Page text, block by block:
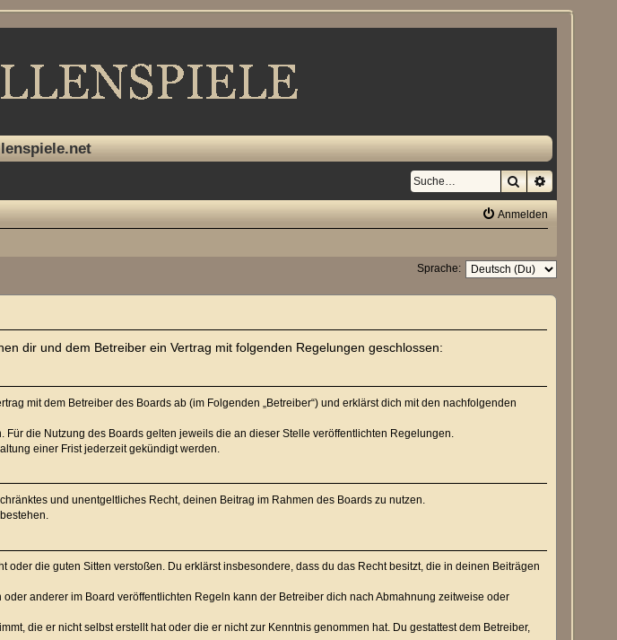
SucheErweiterte
Anmelden
Sprache:
dir und dem Betreiber ein Vertrag mit folgenden Regelungen geschlossen:
mit dem Betreiber des Boards ab (im Folgenden „Betreiber“) und erklärst dich mit den nachfolgenden
die Nutzung des Boards gelten jeweils die an dieser Stelle veröffentlichten Regelungen.
einer Frist jederzeit gekündigt werden.
und unentgeltliches Recht, deinen Beitrag im Rahmen des Boards zu nutzen.
die guten Sitten verstoßen. Du erklärst insbesondere, dass du das Recht besitzt, die in deinen Beiträgen
anderer im Board veröffentlichten Regeln kann der Betreiber dich nach Abmahnung zeitweise oder
die er nicht selbst erstellt hat oder die er nicht zur Kenntnis genommen hat. Du gestattest dem Betreiber,